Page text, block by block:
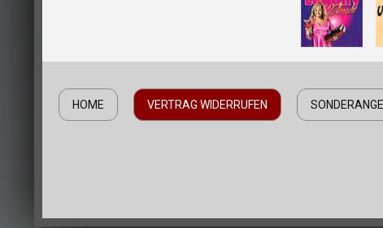
HOME VERTRAG WIDERRUFEN